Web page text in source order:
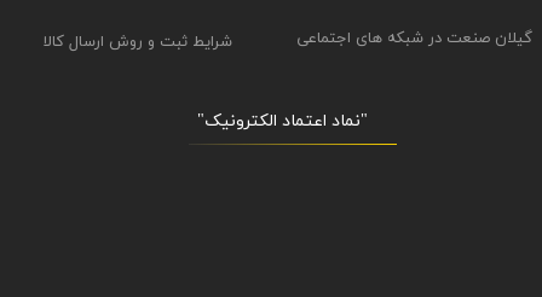
شرایط ثبت و روش ارسال کالا
"نماد اعتماد الکترونیک​​​​​​​"
گیلان صنعت در شبکه های اجتماعی